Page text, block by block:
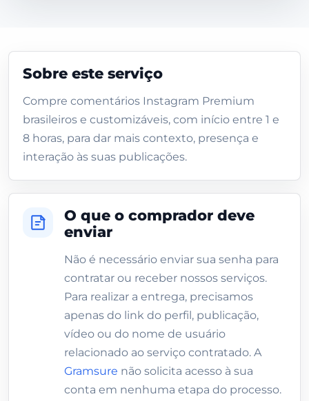
Sobre este serviço
Compre comentários Instagram Premium
brasileiros e customizáveis, com início entre 1 e
8 horas, para dar mais contexto, presença e
interação às suas publicações.
O que o comprador deve
enviar
Não é necessário enviar sua senha para
contratar ou receber nossos serviços.
Para realizar a entrega, precisamos
apenas do link do perfil, publicação,
vídeo ou do nome de usuário
relacionado ao serviço contratado. A
Gramsure não solicita acesso à sua
conta em nenhuma etapa do processo.